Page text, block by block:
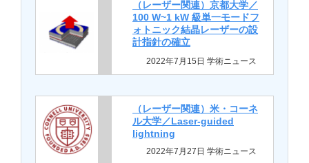
（レーザー関連）京都⼤学／
100 W~1 kW 級単⼀モードフ
ォトニック結晶レーザーの設
計指針の確⽴
2022年7月15日 学術ニュース
（レーザー関連）米・コーネ
ル大学／Laser-guided
lightning
2022年7月27日 学術ニュース